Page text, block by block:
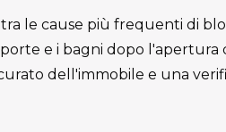
le cause più frequenti di
e i bagni dopo
dell'immobile e una